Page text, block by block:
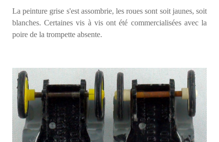
La peinture grise s'est assombrie, les roues sont soit jaunes, soit
blanches. Certaines vis à vis ont été commercialisées avec la
poire de la trompette absente.